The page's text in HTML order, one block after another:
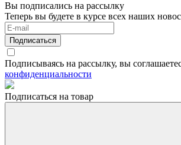
Вы подписались на рассылку
Теперь вы будете в курсе всех наших
Подписаться
Подписываясь на рассылку, вы
конфиденциальности
Подписаться на товар